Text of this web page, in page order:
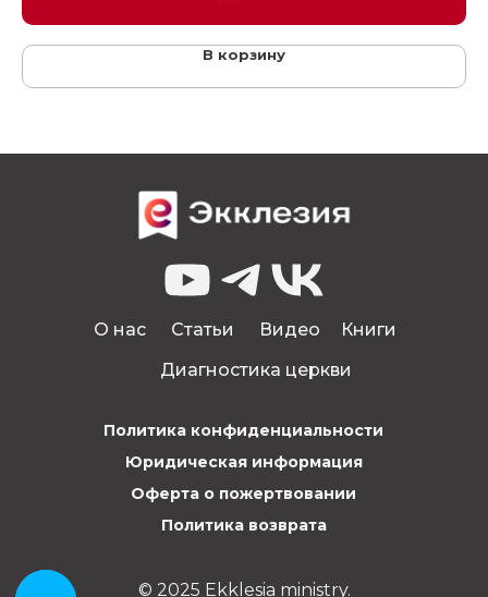
В корзину
© 2025 Ekklesia ministry.
О нас Статьи Видео
Книги
Диагностика церкви
Политика конфиденциальности
Юридическая информация
Оферта о пожертвовании
Политика возврата